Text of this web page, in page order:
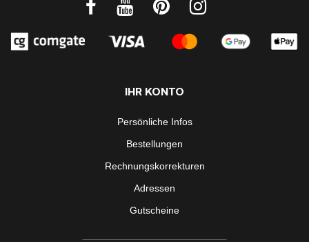
IHR KONTO
Persönliche Infos
Bestellungen
Rechnungskorrekturen
Adressen
Gutscheine